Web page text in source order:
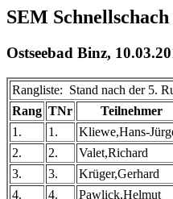
SEM
Ostseebad Binz,
Rangliste: Stand nach der 5.
Rang TNr Teilnehmer
1.
1. Kliewe,Hans-
2.
2. Valet,Richard
3.
3. Krüger,Gerhard
4.
4. Pawlick,Helmut